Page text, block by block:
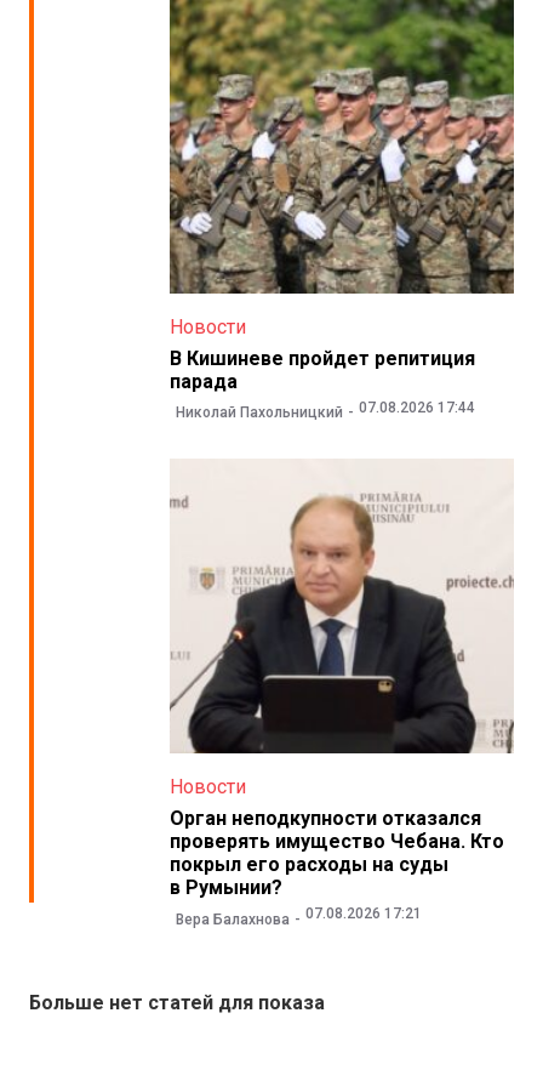
Новости
В Кишиневе пройдет репитиция
парада
Николай Пахольницкий 07.08.2026 17:44
Новости
Орган неподкупности отказался
проверять имущество Чебана. Кто
покрыл его расходы на суды
в Румынии?
Вера Балахнова 07.08.2026 17:21
Больше нет статей для показа